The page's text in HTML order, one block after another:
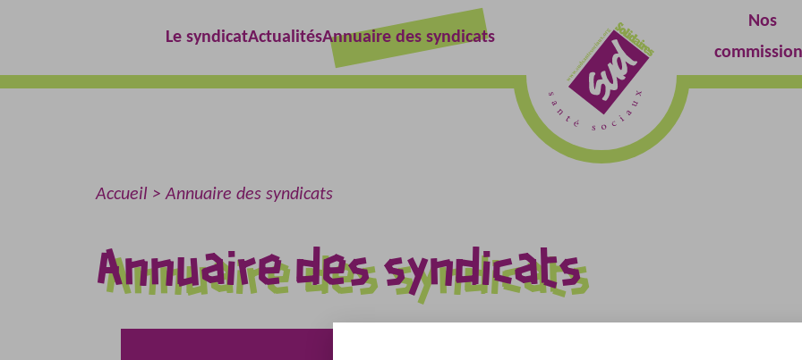
contenu
menu
l'accueil
Le syndicatActualitésAnnuaire des syndicats
Nos
Accueil Annuaire des syndicats
Annuaire des syndicats